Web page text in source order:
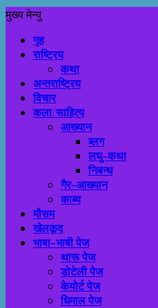
मुख्य मेन्यु
गृह
राष्ट्रिय
कथा
अन्तराष्ट्रिय
विचार
कला/साहित्य
आख्यान
ब्लग
लघु-कथा
निबन्ध
गैर-आख्यान
काब्य
मौसम
खेलकूद
भाषा-भाषी पेज
थारू पेज
डोटेली पेज
केयोर्ट पेज
धिमाल पेज